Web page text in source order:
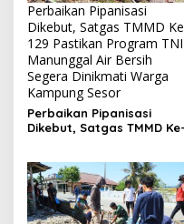
Perbaikan Pipanisasi
Dikebut, Satgas TMMD
129 Pastikan Program TNI
Manunggal Air Bersih
Segera Dinikmati Warga
Kampung Sesor
Perbaikan Pipanisasi
Dikebut, Satgas TMMD Ke-
Segera Dinikmati Warga
Kampung Sesor